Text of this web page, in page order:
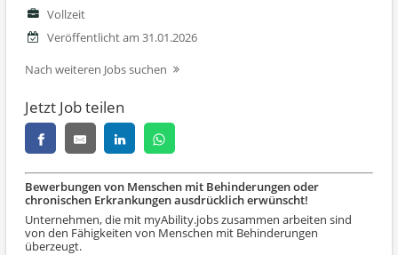
Vollzeit
Veröffentlicht am 31.01.2026
Nach weiteren Jobs suchen
Jetzt Job teilen
Bewerbungen von Menschen mit Behinderungen oder
chronischen Erkrankungen ausdrücklich erwünscht!
Unternehmen, die mit myAbility.jobs zusammen arbeiten sind
von den Fähigkeiten von Menschen mit Behinderungen
überzeugt.